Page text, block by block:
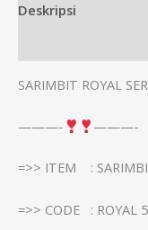
Deskripsi
SARIMBIT ROYAL
———- ———-
=>> ITEM :
=>> CODE : ROYAL